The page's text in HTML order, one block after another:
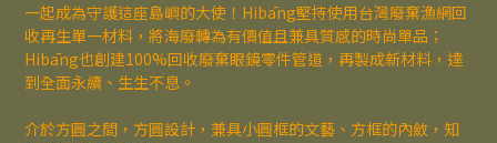
一起成為守護這座島嶼的大使！Hibāng堅持使用台灣廢棄漁網回
收再生單一材料，將海廢轉為有價值且兼具質感的時尚單品；
Hibāng也創建100%回收廢棄眼鏡零件管道，再製成新材料，達
到全面永續、生生不息。
介於方圓之間，方圓設計，兼具小圓框的文藝、方框的內斂，知